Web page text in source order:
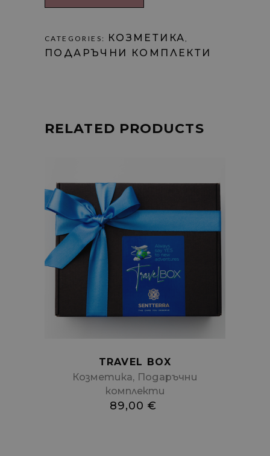
CATEGORIES: КОЗМЕТИКА,
ПОДАРЪЧНИ КОМПЛЕКТИ
RELATED PRODUCTS
Add
to
cart
TRAVEL BOX
Козметика, Подаръчни
комплекти
89,00 €